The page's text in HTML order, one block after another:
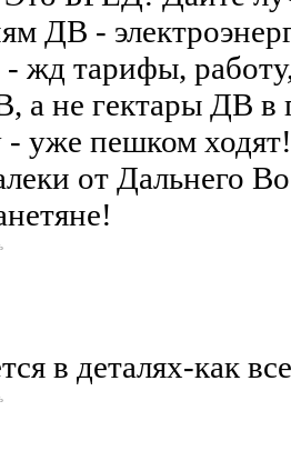
ДВ -
- жд тарифы,
а не гектары ДВ в
- уже пешком
от Дальнего
в деталях-как